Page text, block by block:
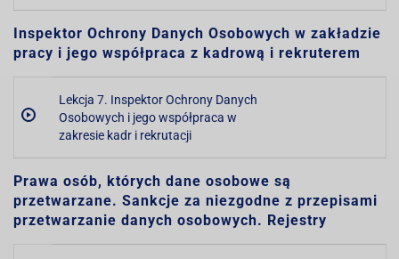
Inspektor Ochrony Danych Osobowych w zakładzie
pracy i jego współpraca z kadrową i rekruterem
Lekcja 7. Inspektor Ochrony Danych
Osobowych i jego współpraca w
zakresie kadr i rekrutacji
Prawa osób, których dane osobowe są
przetwarzane. Sankcje za niezgodne z przepisami
przetwarzanie danych osobowych. Rejestry